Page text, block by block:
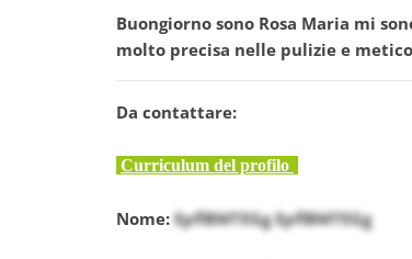
Buongiorno sono Rosa Maria mi
molto precisa nelle pulizie e
Da contattare:
Curriculum del profilo
Nome:EpflBMTEGg EpflBMTEGg